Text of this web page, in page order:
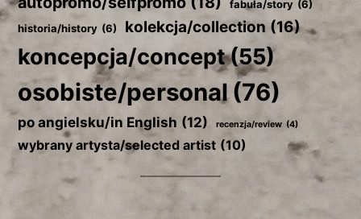
fabuła/story (6)
historia/history (6) kolekcja/collection (16)
koncepcja/concept(55)
osobiste/personal(76)
po angielsku/in English (12) recenzja/review (4)
wybrany artysta/selected artist (10)